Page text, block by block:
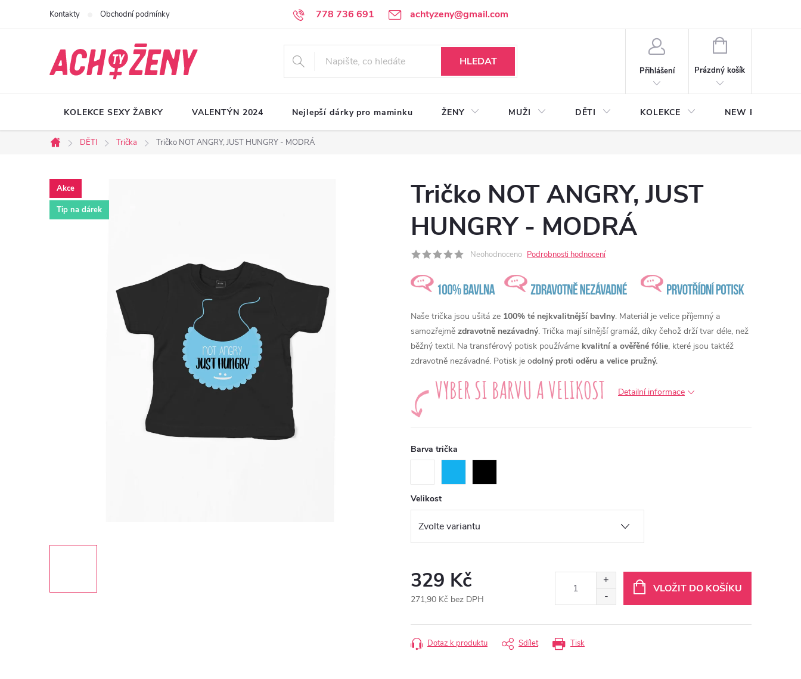
778 736 691 achtyzeny@gmail.com
Kontakty Obchodní podmínky
HLEDAT
Přihlášení
NÁKUPNÍ
Prázdný košík
KOLEKCE SEXY ŽABKY VALENTÝN 2024 Nejlepší dárky pro maminku ŽENY MUŽI DĚTI KOLEKCE NEW Plakáty s
Domů
DĚTI Trička Tričko NOT ANGRY, JUST HUNGRY - MODRÁ
Akce
Tip na dárek
Tričko NOT ANGRY, JUST
HUNGRY - MODRÁ
Neohodnoceno Podrobnosti hodnocení
Naše trička jsou ušitá ze 100% té nejkvalitnější bavlny. Materiál je velice příjemný a
samozřejmě zdravotně nezávadný. Trička mají silnější gramáž, díky čehož drží tvar déle, než
běžný textil. Na transférový potisk používáme kvalitní a ověřěné fólie, které jsou taktéž
zdravotně nezávadné. Potisk je odolný proti oděru a velice pružný.
Detailní informace
Barva trička
Velikost
329 Kč
271,90 Kč bez DPH
cena:
VLOŽIT DO KOŠÍKU
Tisk
Dotaz k produktu Sdílet